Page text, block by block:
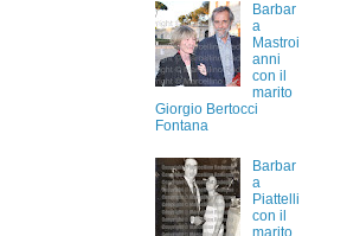
Barbar
a
Mastroi
anni
con il
marito
Giorgio Bertocci
Fontana
Barbar
a
Piattelli
con il
marito